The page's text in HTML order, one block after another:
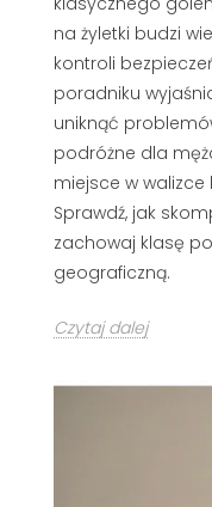
na żyletki budzi
kontroli
poradniku
uniknąć
podróżne dla
miejsce w walizce
Sprawdź, jak
zachowaj klasę
geograficzną.
Czytaj dalej